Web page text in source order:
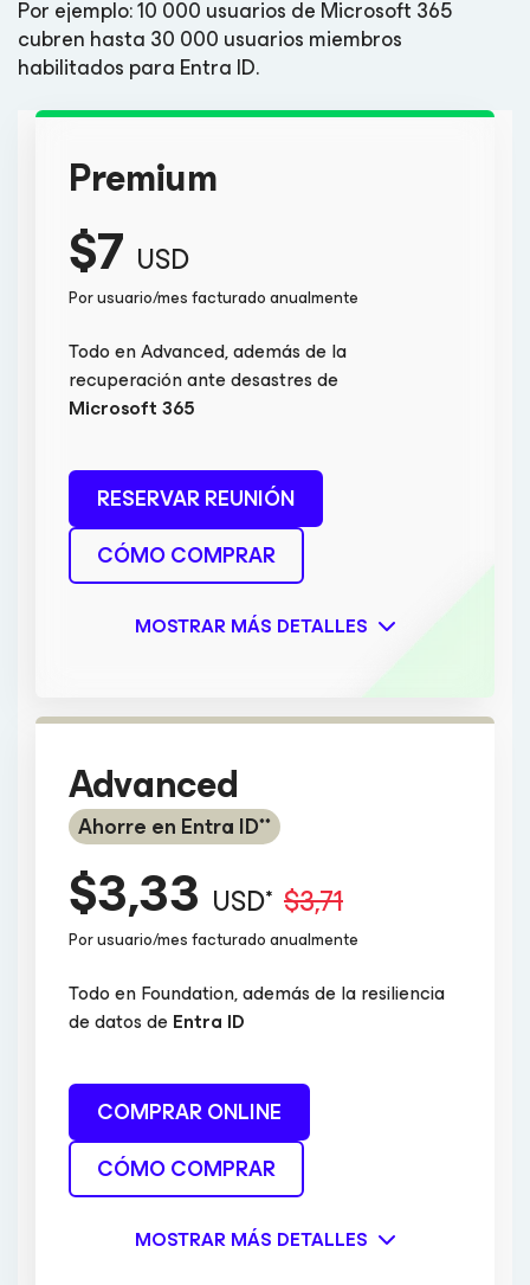
Por ejemplo: 10 000 usuarios de Microsoft 365
cubren hasta 30 000 usuarios miembros
habilitados para Entra ID.
Premium
$7 USD
Por usuario/mes facturado anualmente
Todo en Advanced, además de la
recuperación ante desastres de
Microsoft 365
RESERVAR REUNIÓN
CÓMO COMPRAR
MOSTRAR MÁS DETALLES
Advanced
Ahorre en Entra ID**
$3,33 USD* $3,71
Por usuario/mes facturado anualmente
Todo en Foundation, además de la resiliencia
de datos de Entra ID
COMPRAR ONLINE
CÓMO COMPRAR
MOSTRAR MÁS DETALLES